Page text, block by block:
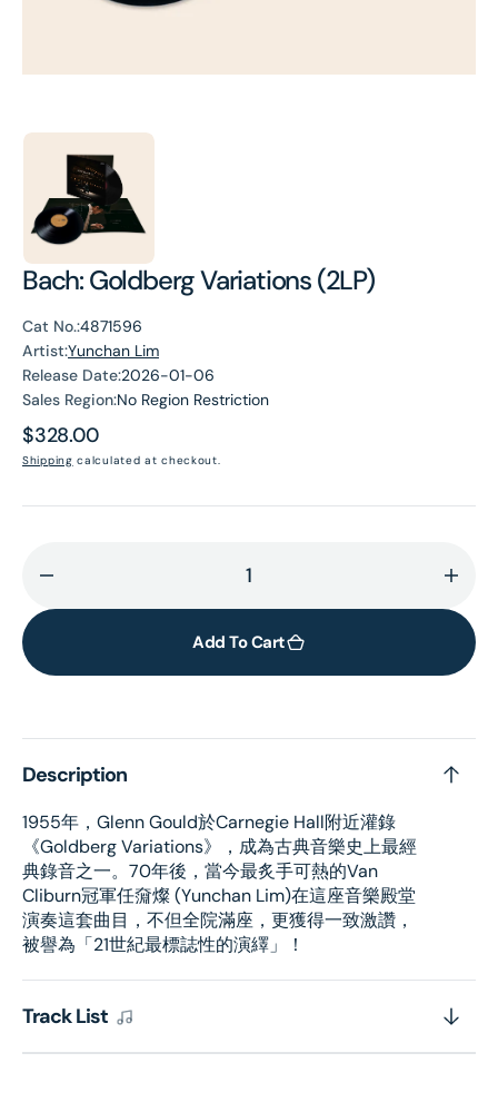
Bach: Goldberg Variations (2LP)
Cat No.:4871596
Artist:Yunchan Lim
Release Date:2026-01-06
Sales Region:No Region Restriction
Regular
price
$328.00
Shipping calculated at checkout.
quantity
Bach:
(2LP)
for
(2LP)
Add To Cart
Description
1955年，Glenn Gould於Carnegie Hall附近灌錄
《Goldberg Variations》，成為古典音樂史上最經
典錄音之一。70年後，當今最炙手可熱的Van
Cliburn冠軍任奫燦 (Yunchan Lim)在這座音樂殿堂
演奏這套曲目，不但全院滿座，更獲得一致激讚，
被譽為「21世紀最標誌性的演繹」！
Track List